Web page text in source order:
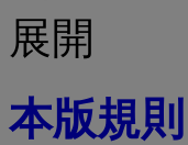
本版規則